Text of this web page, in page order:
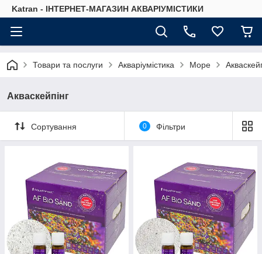
Katran - ІНТЕРНЕТ-МАГАЗИН АКВАРІУМІСТИКИ
Товари та послуги Акваріумістика Море
Акваскейпінг
Сортування 0 Фільтри